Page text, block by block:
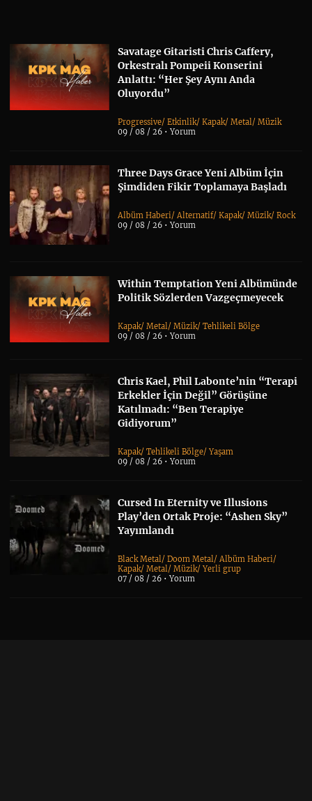
Savatage Gitaristi Chris Caffery,
Orkestralı Pompeii Konserini
Anlattı: “Her Şey Aynı Anda
Oluyordu”
Progressive/Etkinlik/Kapak/Metal /Müzik
09 / 08 / 26 •Yorum
Three Days Grace Yeni Albüm İçin
Şimdiden Fikir Toplamaya Başladı
Albüm Haberi/Alternatif/Kapak/Müzik/Rock
09 / 08 / 26 •Yorum
Within Temptation Yeni Albümünde
Politik Sözlerden Vazgeçmeyecek
Kapak/Metal/Müzik/Tehlikeli Bölge
09 / 08 / 26 •Yorum
Chris Kael, Phil Labonte’nin “Terapi
Erkekler İçin Değil” Görüşüne
Katılmadı: “Ben Terapiye
Gidiyorum”
Kapak/Tehlikeli Bölge/Yaşam
09 / 08 / 26 •Yorum
Cursed In Eternity ve Illusions
Play’den Ortak Proje: “Ashen Sky”
Yayımlandı
Black Metal/Doom Metal/Albüm Haberi/
Kapak/Metal/Müzik/Yerli grup
07 / 08 / 26 •Yorum